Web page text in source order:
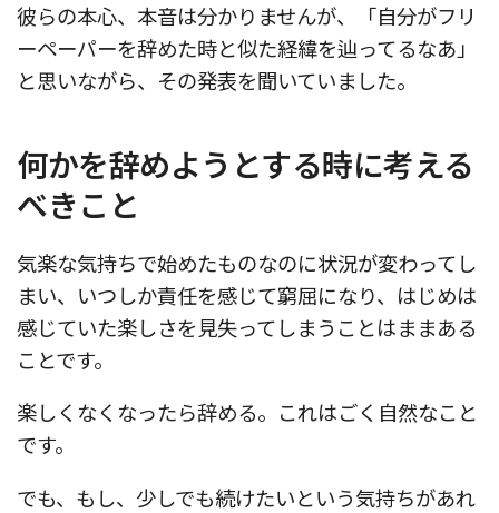
彼らの本心、本音は分かりませんが、「自分がフリ
ーペーパーを辞めた時と似た経緯を辿ってるなあ」
と思いながら、その発表を聞いていました。
何かを辞めようとする時に考える
べきこと
気楽な気持ちで始めたものなのに状況が変わってし
まい、いつしか責任を感じて窮屈になり、はじめは
感じていた楽しさを見失ってしまうことはままある
ことです。
楽しくなくなったら辞める。これはごく自然なこと
です。
でも、もし、少しでも続けたいという気持ちがあれ